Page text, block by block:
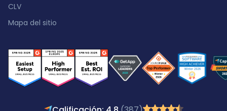
CLV
Mapa del sitio